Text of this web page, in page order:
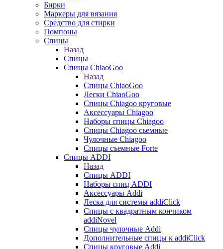
Бирки
Маркеры для вязания
Средство для стирки
Помпоны
Спицы
Назад
Спицы
Спицы ChiaoGoo
Назад
Спицы ChiaoGoo
Лески ChiaoGoo
Cпицы Сhiagoo круговые
Аксессуары Chiagoo
Наборы спицы Chiagoo
Спицы Chiagoo сьемные
Чулочные Chiagoo
Спицы съемные Forte
Спицы ADDI
Назад
Спицы ADDI
Наборы спиц ADDI
Аксессуары Addi
Леска для системы addiClick
Спицы с квадратным кончиком
addiNovel
Спицы чулочные Addi
Дополнительные спицы к addiClick
Спицы круговые Addi